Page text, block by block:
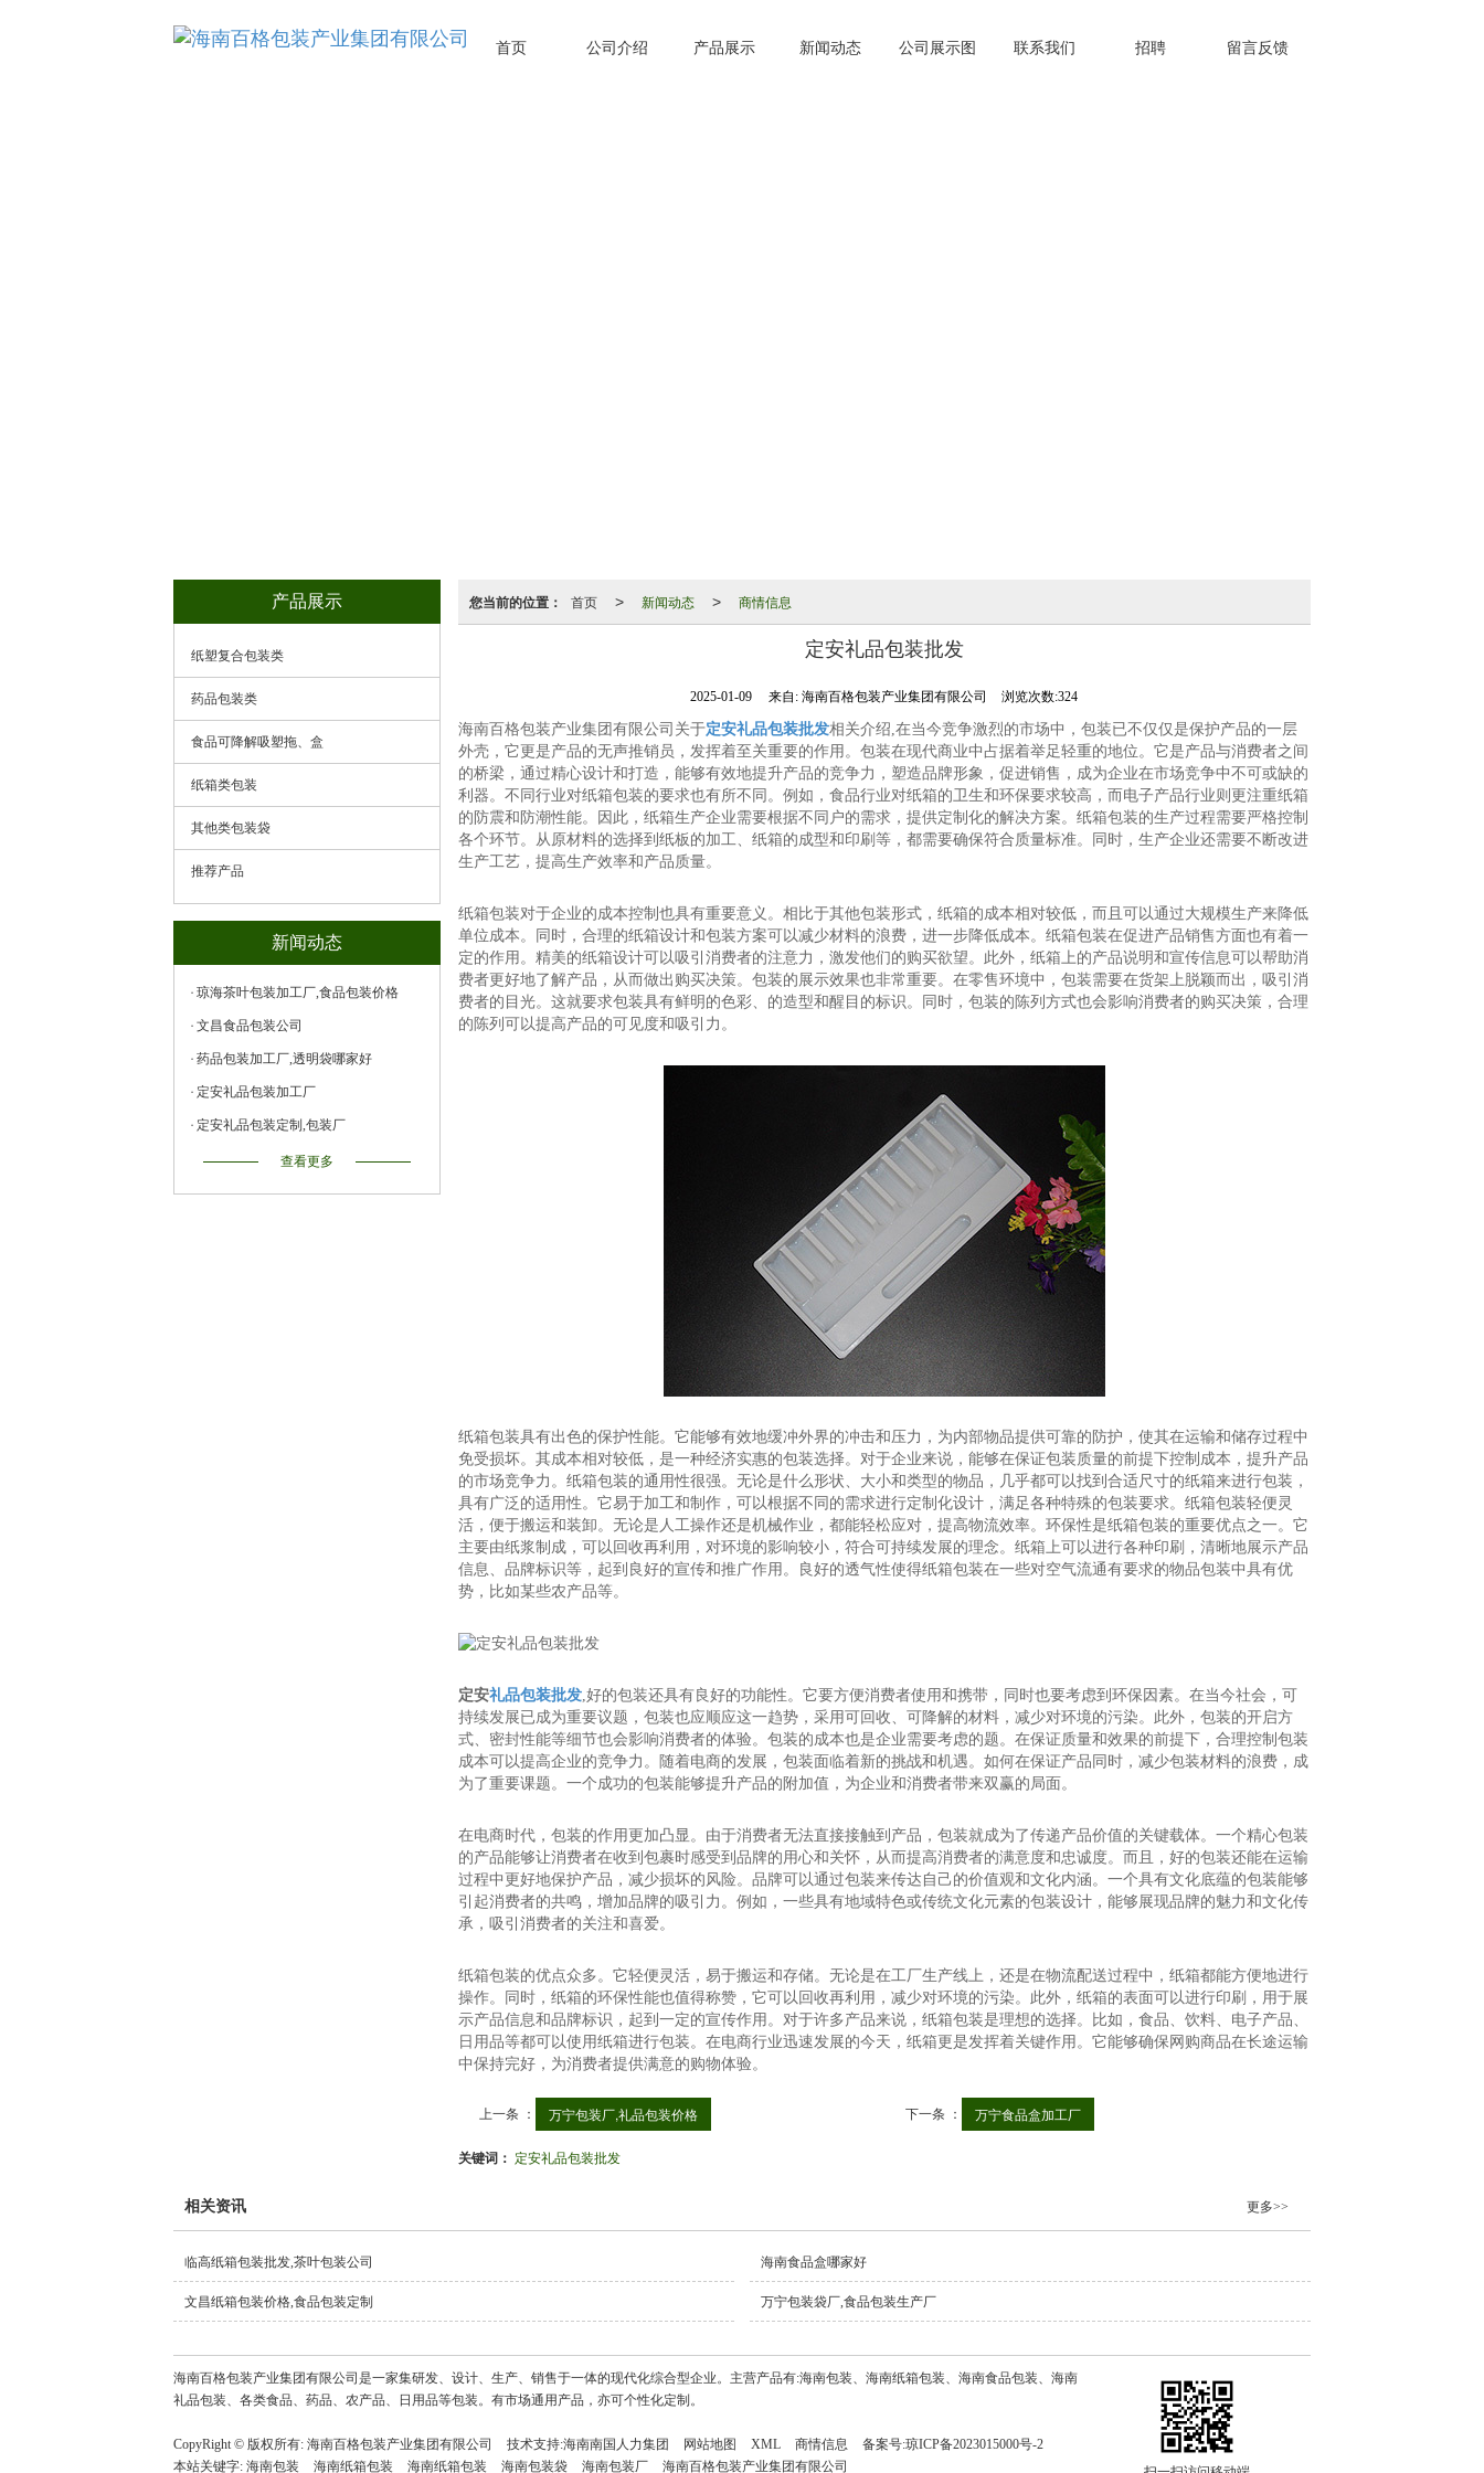
首页 公司介绍 产品展示 新闻动态 公司展示图 联系我们 招聘 留言反馈
您当前的位置： 首页 > 新闻动态 > 商情信息
定安礼品包装批发
2025-01-09 来自:海南百格包装产业集团有限公司 浏览次数:324
海南百格包装产业集团有限公司关于定安礼品包装批发相关介绍,在当今竞争激烈的市场中，包装已不仅仅是保护产品的一层
外壳，它更是产品的无声推销员，发挥着至关重要的作用。包装在现代商业中占据着举足轻重的地位。它是产品与消费者之间
的桥梁，通过精心设计和打造，能够有效地提升产品的竞争力，塑造品牌形象，促进销售，成为企业在市场竞争中不可或缺的
利器。不同行业对纸箱包装的要求也有所不同。例如，食品行业对纸箱的卫生和环保要求较高，而电子产品行业则更注重纸箱
的防震和防潮性能。因此，纸箱生产企业需要根据不同户的需求，提供定制化的解决方案。纸箱包装的生产过程需要严格控制
各个环节。从原材料的选择到纸板的加工、纸箱的成型和印刷等，都需要确保符合质量标准。同时，生产企业还需要不断改进
生产工艺，提高生产效率和产品质量。
纸箱包装对于企业的成本控制也具有重要意义。相比于其他包装形式，纸箱的成本相对较低，而且可以通过大规模生产来降低
单位成本。同时，合理的纸箱设计和包装方案可以减少材料的浪费，进一步降低成本。纸箱包装在促进产品销售方面也有着一
定的作用。精美的纸箱设计可以吸引消费者的注意力，激发他们的购买欲望。此外，纸箱上的产品说明和宣传信息可以帮助消
费者更好地了解产品，从而做出购买决策。包装的展示效果也非常重要。在零售环境中，包装需要在货架上脱颖而出，吸引消
费者的目光。这就要求包装具有鲜明的色彩、的造型和醒目的标识。同时，包装的陈列方式也会影响消费者的购买决策，合理
的陈列可以提高产品的可见度和吸引力。
纸箱包装具有出色的保护性能。它能够有效地缓冲外界的冲击和压力，为内部物品提供可靠的防护，使其在运输和储存过程中
免受损坏。其成本相对较低，是一种经济实惠的包装选择。对于企业来说，能够在保证包装质量的前提下控制成本，提升产品
的市场竞争力。纸箱包装的通用性很强。无论是什么形状、大小和类型的物品，几乎都可以找到合适尺寸的纸箱来进行包装，
具有广泛的适用性。它易于加工和制作，可以根据不同的需求进行定制化设计，满足各种特殊的包装要求。纸箱包装轻便灵
活，便于搬运和装卸。无论是人工操作还是机械作业，都能轻松应对，提高物流效率。环保性是纸箱包装的重要优点之一。它
主要由纸浆制成，可以回收再利用，对环境的影响较小，符合可持续发展的理念。纸箱上可以进行各种印刷，清晰地展示产品
信息、品牌标识等，起到良好的宣传和推广作用。良好的透气性使得纸箱包装在一些对空气流通有要求的物品包装中具有优
势，比如某些农产品等。
定安礼品包装批发,好的包装还具有良好的功能性。它要方便消费者使用和携带，同时也要考虑到环保因素。在当今社会，可
持续发展已成为重要议题，包装也应顺应这一趋势，采用可回收、可降解的材料，减少对环境的污染。此外，包装的开启方
式、密封性能等细节也会影响消费者的体验。包装的成本也是企业需要考虑的题。在保证质量和效果的前提下，合理控制包装
成本可以提高企业的竞争力。随着电商的发展，包装面临着新的挑战和机遇。如何在保证产品同时，减少包装材料的浪费，成
为了重要课题。一个成功的包装能够提升产品的附加值，为企业和消费者带来双赢的局面。
在电商时代，包装的作用更加凸显。由于消费者无法直接接触到产品，包装就成为了传递产品价值的关键载体。一个精心包装
的产品能够让消费者在收到包裹时感受到品牌的用心和关怀，从而提高消费者的满意度和忠诚度。而且，好的包装还能在运输
过程中更好地保护产品，减少损坏的风险。品牌可以通过包装来传达自己的价值观和文化内涵。一个具有文化底蕴的包装能够
引起消费者的共鸣，增加品牌的吸引力。例如，一些具有地域特色或传统文化元素的包装设计，能够展现品牌的魅力和文化传
承，吸引消费者的关注和喜爱。
纸箱包装的优点众多。它轻便灵活，易于搬运和存储。无论是在工厂生产线上，还是在物流配送过程中，纸箱都能方便地进行
操作。同时，纸箱的环保性能也值得称赞，它可以回收再利用，减少对环境的污染。此外，纸箱的表面可以进行印刷，用于展
示产品信息和品牌标识，起到一定的宣传作用。对于许多产品来说，纸箱包装是理想的选择。比如，食品、饮料、电子产品、
日用品等都可以使用纸箱进行包装。在电商行业迅速发展的今天，纸箱更是发挥着关键作用。它能够确保网购商品在长途运输
中保持完好，为消费者提供满意的购物体验。
上一条 ： 万宁包装厂,礼品包装价格 下一条 ： 万宁食品盒加工厂
关键词： 定安礼品包装批发
产品展示
纸塑复合包装类
药品包装类
食品可降解吸塑拖、盒
纸箱类包装
其他类包装袋
推荐产品
新闻动态
琼海茶叶包装加工厂,食品包装价格
文昌食品包装公司
药品包装加工厂,透明袋哪家好
定安礼品包装加工厂
定安礼品包装定制,包装厂
查看更多
相关资讯 更多>>
临高纸箱包装批发,茶叶包装公司 海南食品盒哪家好
文昌纸箱包装价格,食品包装定制 万宁包装袋厂,食品包装生产厂
海南百格包装产业集团有限公司是一家集研发、设计、生产、销售于一体的现代化综合型企业。主营产品有:海南包装、海南纸箱包装、海南食品包装、海南
礼品包装、各类食品、药品、农产品、日用品等包装。有市场通用产品，亦可个性化定制。
CopyRight © 版权所有: 海南百格包装产业集团有限公司 技术支持:海南南国人力集团 网站地图 XML 商情信息 备案号:琼ICP备2023015000号-2
本站关键字: 海南包装 海南纸箱包装 海南纸箱包装 海南包装袋 海南包装厂 海南百格包装产业集团有限公司